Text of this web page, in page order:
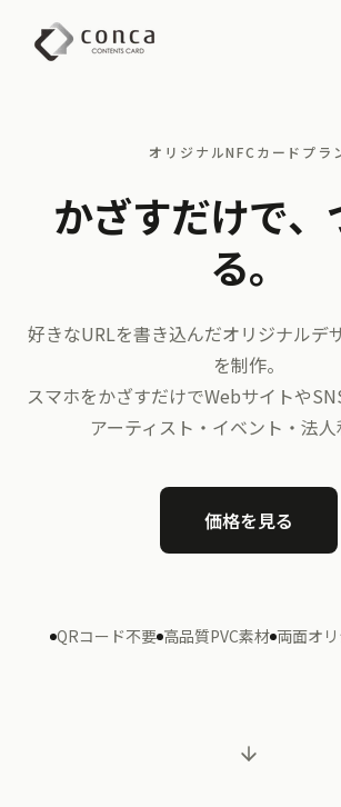
オリジナルNFCカードプラ
かざすだけで、
る。
好きなURLを書き込んだオリジナルデ
を制作。
スマホをかざすだけでWebサイトや
アーティスト・イベント・法人
価格を見る
QRコード不要 高品質PVC素材 両面オ